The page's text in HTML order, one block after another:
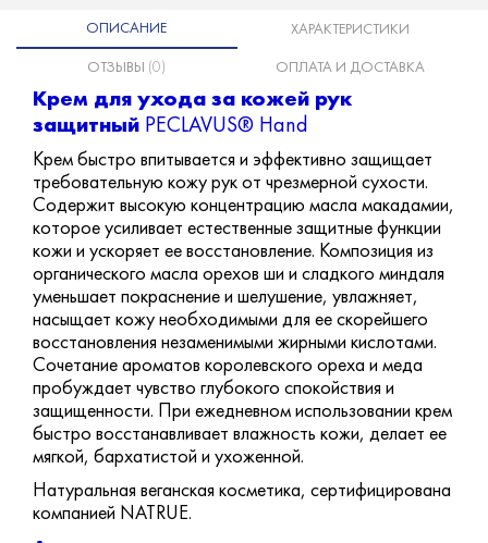
ОПИСАНИЕ ХАРАКТЕРИСТИКИ
ОТЗЫВЫ (0) ОПЛАТА И ДОСТАВКА
Крем для ухода за кожей рук
защитный PECLAVUS® Hand
Крем быстро впитывается и эффективно защищает
требовательную кожу рук от чрезмерной сухости.
Содержит высокую концентрацию масла макадамии,
которое усиливает естественные защитные функции
кожи и ускоряет ее восстановление. Композиция из
органического масла орехов ши и сладкого миндаля
уменьшает покраснение и шелушение, увлажняет,
насыщает кожу необходимыми для ее скорейшего
восстановления незаменимыми жирными кислотами.
Сочетание ароматов королевского ореха и меда
пробуждает чувство глубокого спокойствия и
защищенности. При ежедневном использовании крем
быстро восстанавливает влажность кожи, делает ее
мягкой, бархатистой и ухоженной.
Натуральная веганская косметика, сертифицирована
компанией NATRUE.